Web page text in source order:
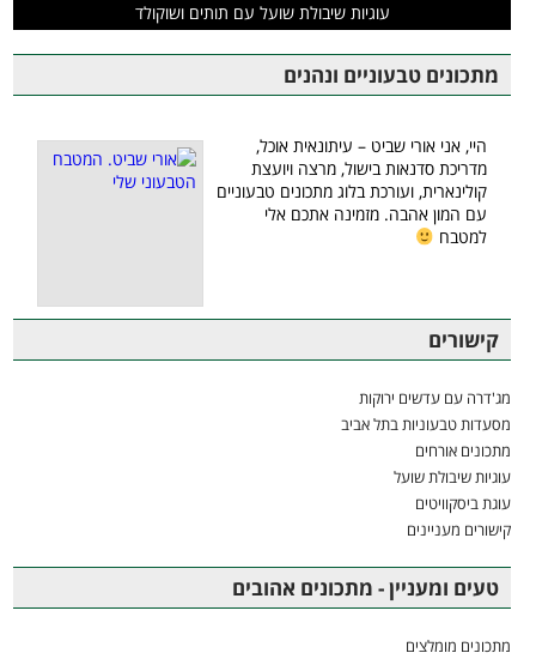
עוגיות שיבולת שועל עם תותים ושוקולד
מתכונים טבעוניים ונהנים
היי, אני אורי שביט – עיתונאית אוכל,
מדריכת סדנאות בישול, מרצה ויועצת
קולינארית, ועורכת בלוג מתכונים טבעוניים
עם המון אהבה. מזמינה אתכם אלי
למטבח
קישורים
מג'דרה עם עדשים ירוקות
מסעדות טבעוניות בתל אביב
מתכונים אורחים
עוגיות שיבולת שועל
עוגת ביסקוויטים
קישורים מעניינים
טעים ומעניין - מתכונים אהובים
מתכונים מומלצים